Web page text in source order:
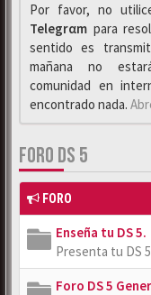
Por favor, no
Telegrαm para
sentido es
mañana no
comunidad en
encontrado nada.
FORO DS 5
FORO
Enseña tu DS 5.
Presenta tu DS
Foro DS 5